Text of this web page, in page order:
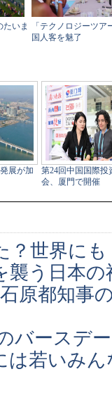
？世界に
襲う日本の
原都知事
バースデ
若いみん